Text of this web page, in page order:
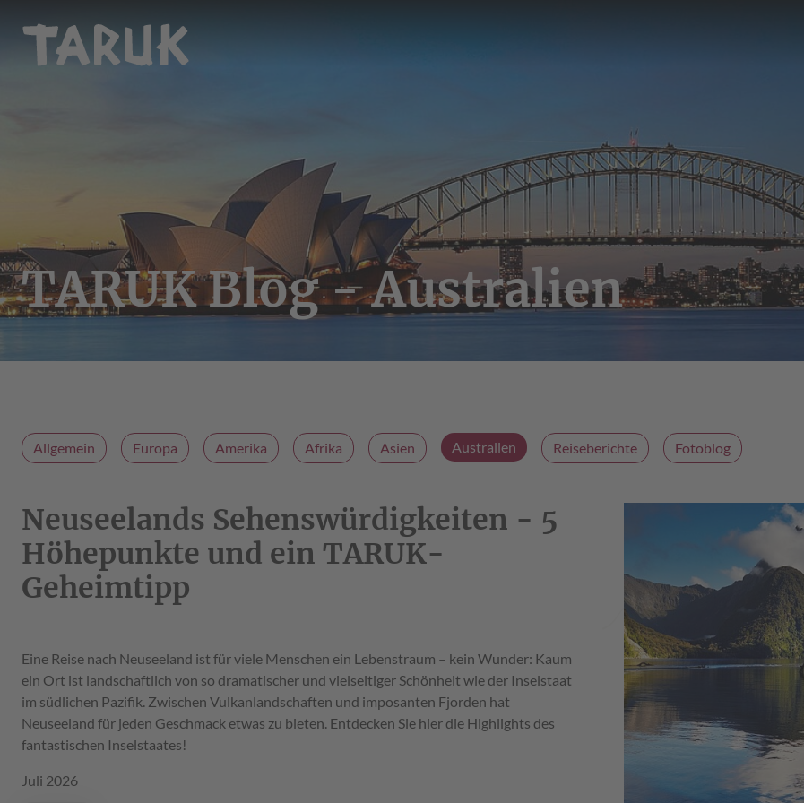
TARUK Blog - Australien
Allgemein Europa Amerika Afrika Asien Australien Reiseberichte Fotoblog
Neuseelands Sehenswürdigkeiten - 5
Höhepunkte und ein TARUK-
Geheimtipp
Eine Reise nach Neuseeland ist für viele Menschen ein Lebenstraum – kein Wunder: Kaum
ein Ort ist landschaftlich von so dramatischer und vielseitiger Schönheit wie der Inselstaat
im südlichen Pazifik. Zwischen Vulkanlandschaften und imposanten Fjorden hat
Neuseeland für jeden Geschmack etwas zu bieten. Entdecken Sie hier die Highlights des
fantastischen Inselstaates!
Juli 2026